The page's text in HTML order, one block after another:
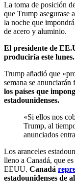
La toma de posición
que Trump asegurase
la noche que
de acero y aluminio.
El presidente de
produciría este lunes.
Trump añadió que
semana se anunciarán
los países que
estadounidenses.
«Si ellos nos
Trump, al
anunciados
Los aranceles
lleno a Canadá, que
EEUU. Canadá
estadounidenses de